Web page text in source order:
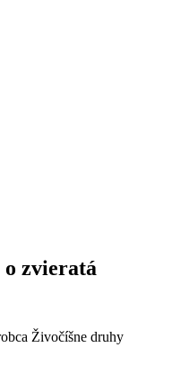
zvieratá
Živočíšne druhy